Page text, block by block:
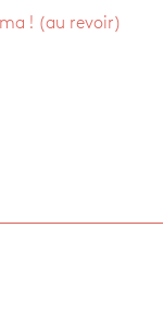
! (au revoir)